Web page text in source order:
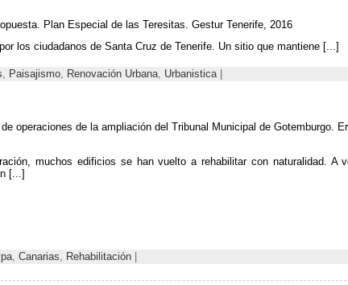
Plan Especial de las Teresitas Gestur Tenerife , 2016
los ciudadanos de Santa Cruz de Tenerife. Un sitio que mantiene [...]
, Paisajismo, Renovación Urbana, Urbanistica|
operaciones de la ampliación del Tribunal Municipal de Gotemburgo
,muchos edificios se han vuelto a rehabilitar con naturalidad. A
[...]
Canarias Rehabilitación